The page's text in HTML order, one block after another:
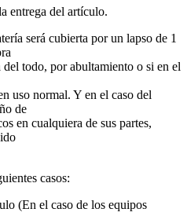
entrega del artículo.
será cubierta por un lapso de 1
del todo, por abultamiento o si en el
uso normal. Y en el caso del
de
en cualquiera de sus partes,
casos:
(En el caso de los equipos